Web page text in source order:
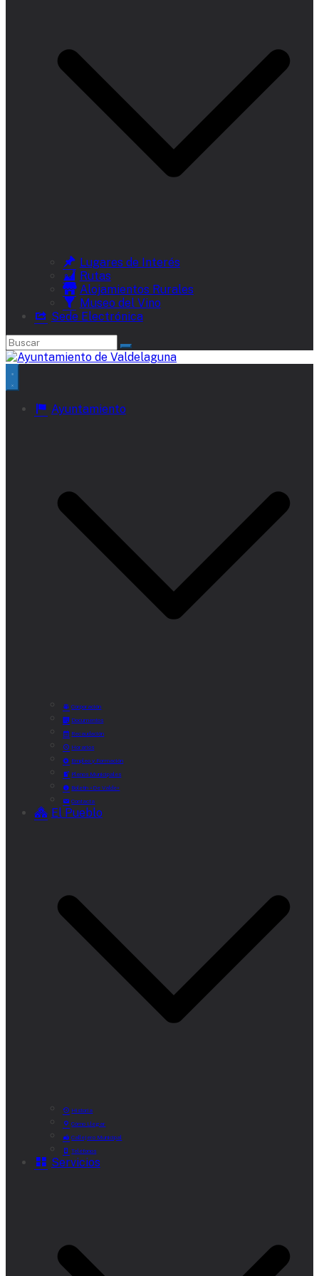
Lugares de Interés
Rutas
Alojamientos Rurales
Museo del Vino
Sede Electrónica
Ayuntamiento
Corporación
Documentos
Recaudación
Horarios
Empleo y Formación
Plenos Municipales
Boletín «De Valde»
Contacta
El Pueblo
Historia
Cómo Llegar
Callejero Municipal
Teléfonos
Servicios